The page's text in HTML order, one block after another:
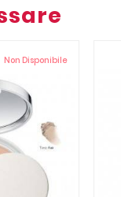
Non Disponibile